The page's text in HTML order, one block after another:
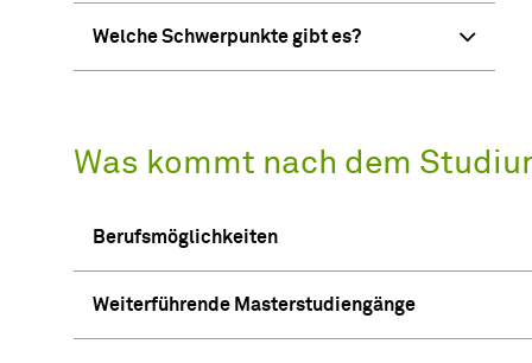
Welche Schwerpunkte gibt es?
Was kommt nach dem
Berufsmöglichkeiten
Weiterführende Masterstudiengänge